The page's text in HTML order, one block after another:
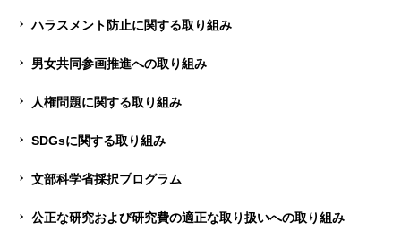
ハラスメント防止に関する取り組み
男女共同参画推進への取り組み
人権問題に関する取り組み
SDGsに関する取り組み
文部科学省採択プログラム
公正な研究および研究費の適正な取り扱いへの取り組み